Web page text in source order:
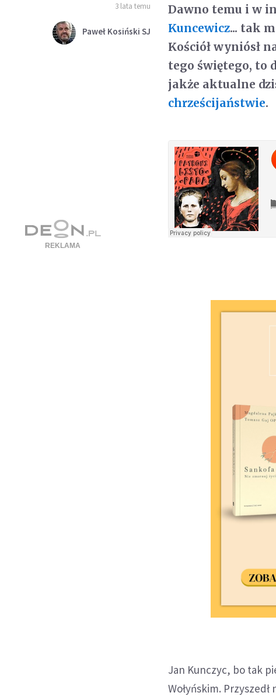
3 lata temu
Paweł Kosiński SJ
Dawno temu i w
Kuncewicz... tak
Kościół wyniósł
tego świętego, to
jakże aktualne
chrześcijaństwie.
Jan Kunczyc, bo tak
Wołyńskim.